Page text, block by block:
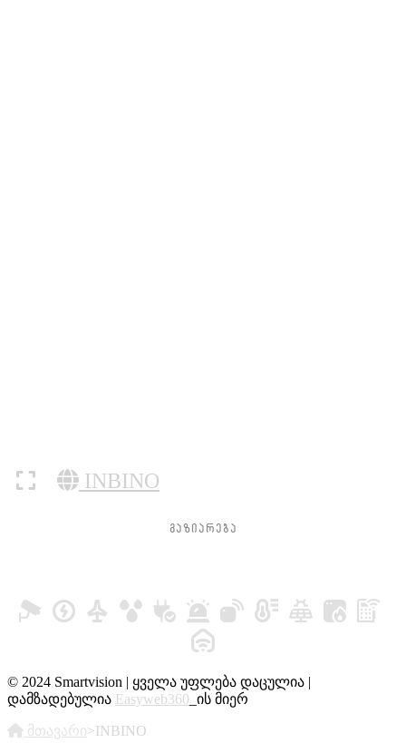
INBINO
ᲒᲐᲖᲘᲐᲠᲔᲑᲐ
© 2024 Smartvision | ყველა უფლება დაცულია |
დამზადებულია Easyweb360 _ის მიერ
მთავარი>INBINO